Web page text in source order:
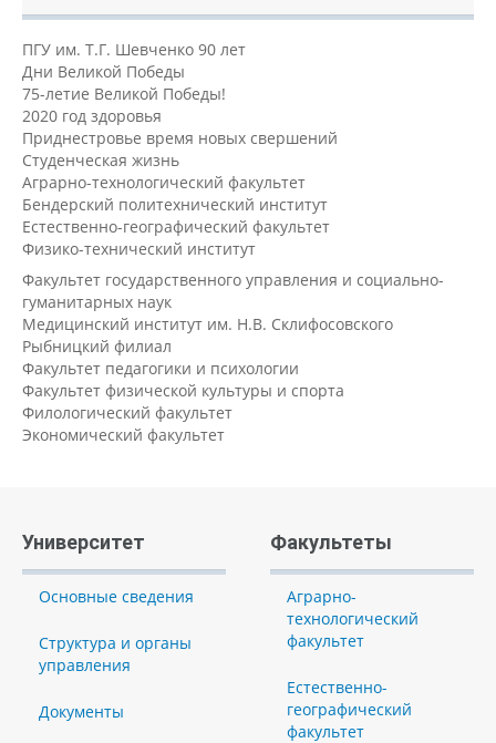
ПГУ им. Т.Г. Шевченко 90 лет
Дни Великой Победы
75-летие Великой Победы!
2020 год здоровья
Приднестровье время новых свершений
Студенческая жизнь
Аграрно-технологический факультет
Бендерский политехнический институт
Естественно-географический факультет
Физико-технический институт
Факультет государственного управления и социально-
гуманитарных наук
Медицинский институт им. Н.В. Склифосовского
Рыбницкий филиал
Факультет педагогики и психологии
Факультет физической культуры и спорта
Филологический факультет
Экономический факультет
Университет
Основные сведения
Структура и органы
управления
Документы
Факультеты
Аграрно-
технологический
факультет
Естественно-
географический
факультет